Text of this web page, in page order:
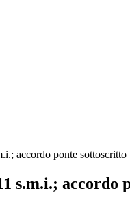
accordo ponte
s.m.i.;